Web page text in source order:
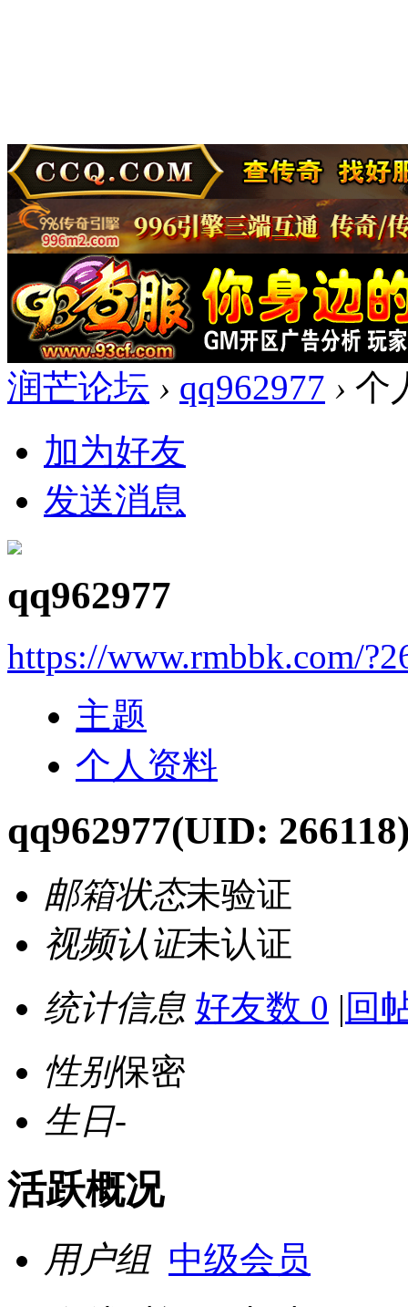
润芒论坛 › qq962977 › 个
加为好友
发送消息
qq962977
https://www.rmbbk.com/
主题
个人资料
qq962977(UID:
邮箱状态未验证
视频认证未认证
统计信息 好友数 0 | 回
性别保密
生日-
活跃概况
用户组 中级会员